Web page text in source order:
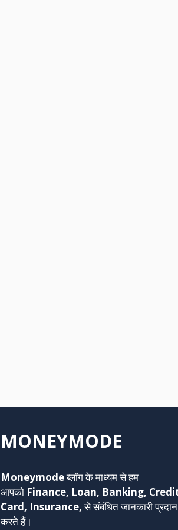
MONEYMODE
Moneymodeब्लॉग के माध्यम से हम
आपको Finance, Loan, Banking,
Card, Insurance,से संबंधित जानकारी प्रदान
करते हैं।